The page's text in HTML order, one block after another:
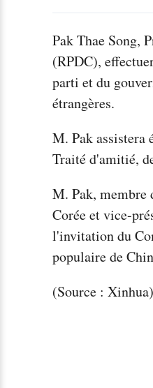
Pak Thae Song,
(RPDC),
parti et du
étrangères.
M. Pak assistera
Traité d'amitié,
M. Pak, membre
Corée et vice-
l'invitation du
populaire de
(Source : Xinhua)